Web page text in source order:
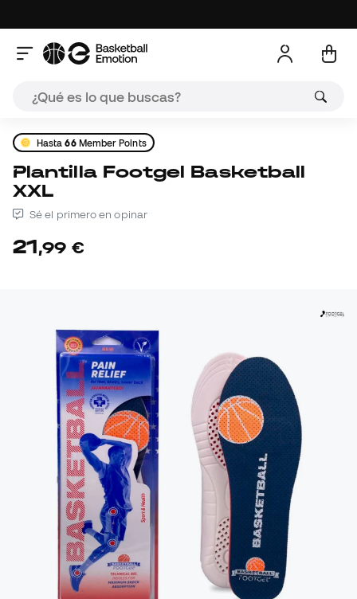
Hasta66Member Points
Plantilla Footgel Basketball
XXL
Sé el primero en opinar
21,99 €